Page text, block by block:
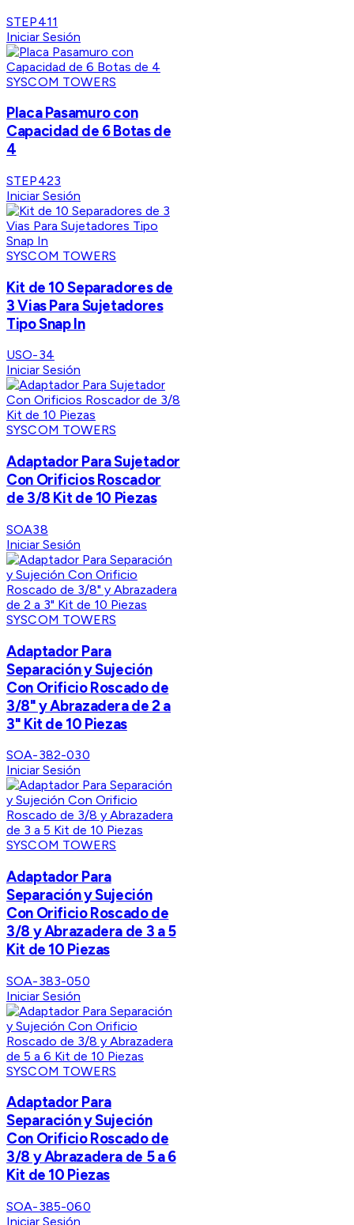
STEP411
Iniciar Sesión
SYSCOM TOWERS
Placa Pasamuro con
Capacidad de 6 Botas de
4
STEP423
Iniciar Sesión
SYSCOM TOWERS
Kit de 10 Separadores de
3 Vias Para Sujetadores
Tipo Snap In
USO-34
Iniciar Sesión
SYSCOM TOWERS
Adaptador Para Sujetador
Con Orificios Roscador
de 3/8 Kit de 10 Piezas
SOA38
Iniciar Sesión
SYSCOM TOWERS
Adaptador Para
Separación y Sujeción
Con Orificio Roscado de
3/8" y Abrazadera de 2 a
3" Kit de 10 Piezas
SOA-382-030
Iniciar Sesión
SYSCOM TOWERS
Adaptador Para
Separación y Sujeción
Con Orificio Roscado de
3/8 y Abrazadera de 3 a 5
Kit de 10 Piezas
SOA-383-050
Iniciar Sesión
SYSCOM TOWERS
Adaptador Para
Separación y Sujeción
Con Orificio Roscado de
3/8 y Abrazadera de 5 a 6
Kit de 10 Piezas
SOA-385-060
Iniciar Sesión